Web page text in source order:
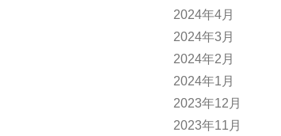
2024年4月
2024年3月
2024年2月
2024年1月
2023年12月
2023年11月